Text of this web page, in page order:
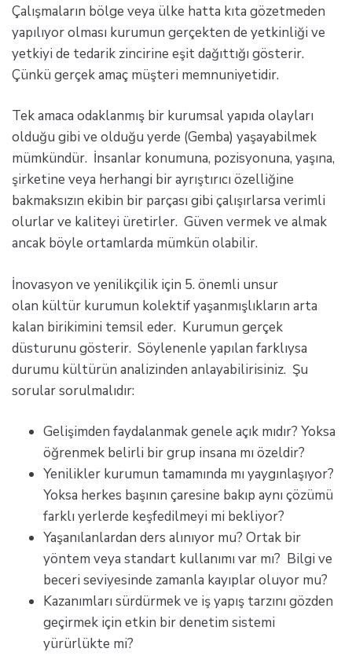
Çalışmaların bölge veya ülke hatta kıta gözetmeden
yapılıyor olması kurumun gerçekten de yetkinliği ve
yetkiyi de tedarik zincirine eşit dağıttığı gösterir.
Çünkü gerçek amaç müşteri memnuniyetidir.
Tek amaca odaklanmış bir kurumsal yapıda olayları
olduğu gibi ve olduğu yerde (Gemba) yaşayabilmek
mümkündür. İnsanlar konumuna, pozisyonuna, yaşına,
şirketine veya herhangi bir ayrıştırıcı özelliğine
bakmaksızın ekibin bir parçası gibi çalışırlarsa verimli
olurlar ve kaliteyi üretirler. Güven vermek ve almak
ancak böyle ortamlarda mümkün olabilir.
İnovasyon ve yenilikçilik için 5. önemli unsur
olan kültür kurumun kolektif yaşanmışlıkların arta
kalan birikimini temsil eder. Kurumun gerçek
düsturunu gösterir. Söylenenle yapılan farklıysa
durumu kültürün analizinden anlayabilirisiniz. Şu
sorular sorulmalıdır:
Gelişimden faydalanmak genele açık mıdır? Yoksa
öğrenmek belirli bir grup insana mı özeldir?
Yenilikler kurumun tamamında mı yaygınlaşıyor?
Yoksa herkes başının çaresine bakıp aynı çözümü
farklı yerlerde keşfedilmeyi mi bekliyor?
Yaşanılanlardan ders alınıyor mu? Ortak bir
yöntem veya standart kullanımı var mı? Bilgi ve
beceri seviyesinde zamanla kayıplar oluyor mu?
Kazanımları sürdürmek ve iş yapış tarzını gözden
geçirmek için etkin bir denetim sistemi
yürürlükte mi?